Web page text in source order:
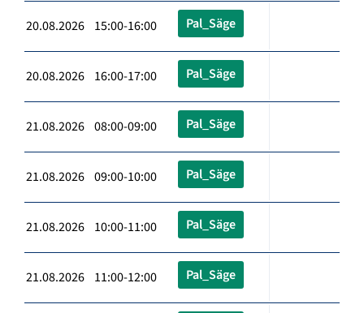
20.08.2026 15:00-16:00 Pal_Säge
20.08.2026 16:00-17:00 Pal_Säge
21.08.2026 08:00-09:00 Pal_Säge
21.08.2026 09:00-10:00 Pal_Säge
21.08.2026 10:00-11:00 Pal_Säge
21.08.2026 11:00-12:00 Pal_Säge